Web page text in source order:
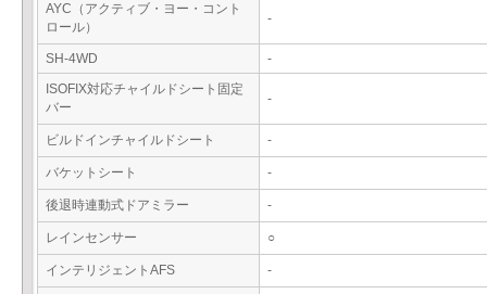
AYC（アクティブ・ヨー・コント
ロール）
-
SH-4WD
-
ISOFIX対応チャイルドシート固定
バー
-
ビルドインチャイルドシート -
バケットシート -
後退時連動式ドアミラー -
レインセンサー ○
インテリジェントAFS -